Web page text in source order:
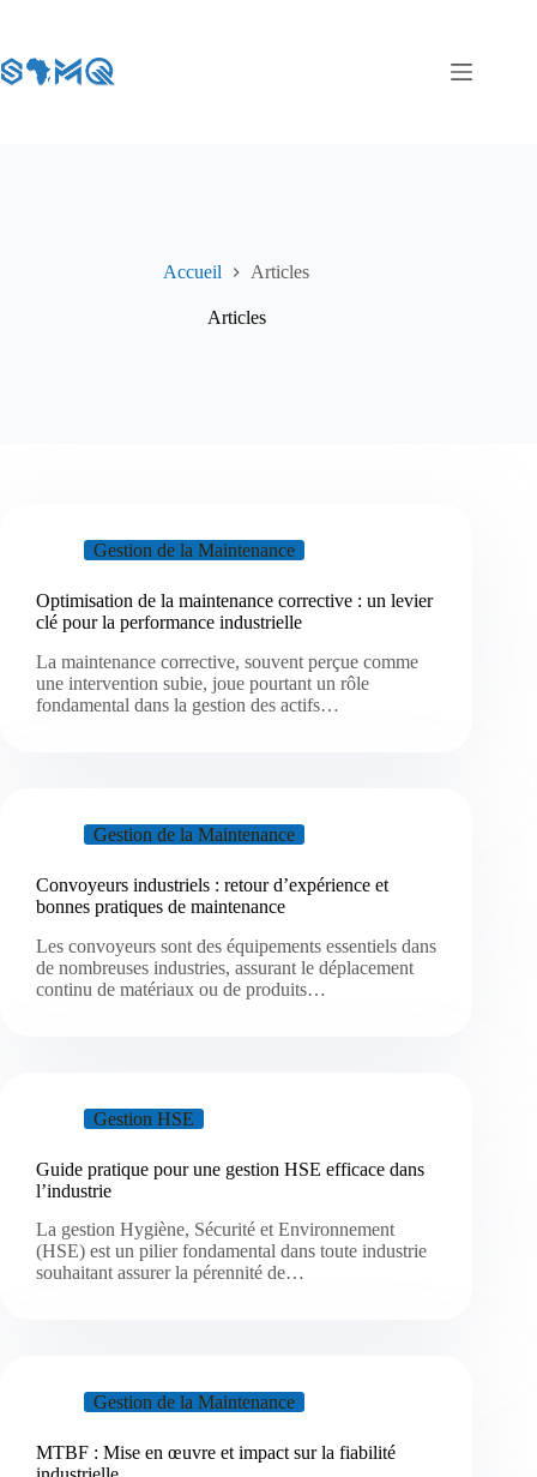
Accueil Articles
Articles
Gestion de la Maintenance
Optimisation de la maintenance corrective : un levier
clé pour la performance industrielle
La maintenance corrective, souvent perçue comme
une intervention subie, joue pourtant un rôle
fondamental dans la gestion des actifs…
Gestion de la Maintenance
Convoyeurs industriels : retour d’expérience et
bonnes pratiques de maintenance
Les convoyeurs sont des équipements essentiels dans
de nombreuses industries, assurant le déplacement
continu de matériaux ou de produits…
Gestion HSE
Guide pratique pour une gestion HSE efficace dans
l’industrie
La gestion Hygiène, Sécurité et Environnement
(HSE) est un pilier fondamental dans toute industrie
souhaitant assurer la pérennité de…
Gestion de la Maintenance
MTBF : Mise en œuvre et impact sur la fiabilité